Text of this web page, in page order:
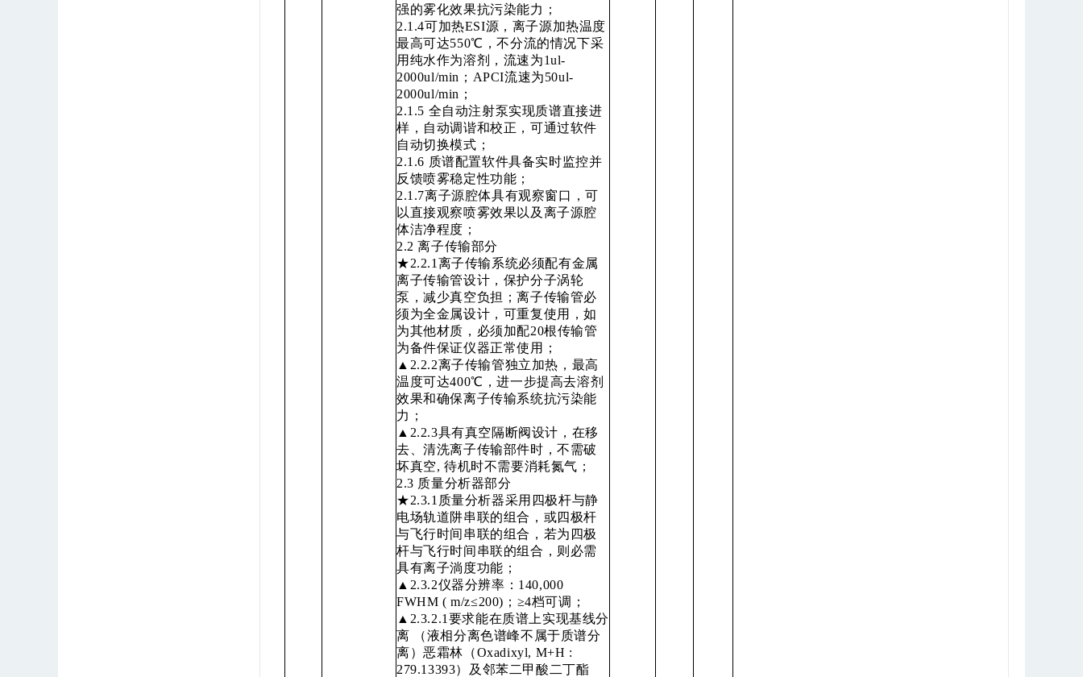
强的雾化效果抗污染能力；
2.1.4可加热ESI源，离子源加热温度
最高可达550℃，不分流的情况下采
用纯水作为溶剂，流速为1ul-
2000ul/min；APCI流速为50ul-
2000ul/min；
2.1.5 全自动注射泵实现质谱直接进
样，自动调谐和校正，可通过软件
自动切换模式；
2.1.6 质谱配置软件具备实时监控并
反馈喷雾稳定性功能；
2.1.7离子源腔体具有观察窗口，可
以直接观察喷雾效果以及离子源腔
体洁净程度；
2.2 离子传输部分
★2.2.1离子传输系统必须配有金属
离子传输管设计，保护分子涡轮
泵，减少真空负担；离子传输管必
须为全金属设计，可重复使用，如
为其他材质，必须加配20根传输管
为备件保证仪器正常使用；
▲2.2.2离子传输管独立加热，最高
温度可达400℃，进一步提高去溶剂
效果和确保离子传输系统抗污染能
力；
▲2.2.3具有真空隔断阀设计，在移
去、清洗离子传输部件时，不需破
坏真空, 待机时不需要消耗氮气；
2.3 质量分析器部分
★2.3.1质量分析器采用四极杆与静
电场轨道阱串联的组合，或四极杆
与飞行时间串联的组合，若为四极
杆与飞行时间串联的组合，则必需
具有离子淌度功能；
▲2.3.2仪器分辨率：140,000
FWHM ( m/z≤200)；≥4档可调；
▲2.3.2.1要求能在质谱上实现基线分
离 （液相分离色谱峰不属于质谱分
离）恶霜林（Oxadixyl, M+H :
279.13393）及邻苯二甲酸二丁酯